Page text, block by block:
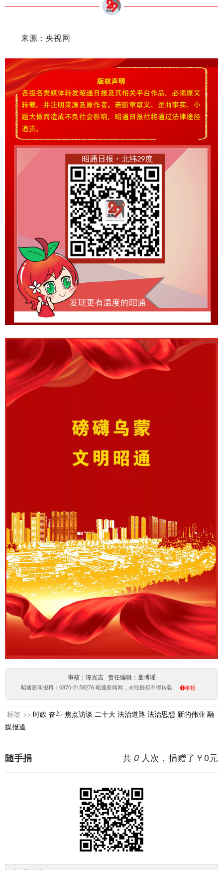
来源：央视网
审核：谭光吉 责任编辑：童博谣
昭通新闻报料：0870-2158276 昭通新闻网，未经授权不得转载 举报
标签 >> 时政 奋斗 焦点访谈 二十大 法治道路 法治思想 新的伟业 融
媒报道
共 0 人次，捐赠了￥0元
随手捐